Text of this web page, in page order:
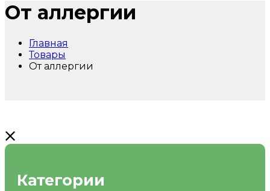
От аллергии
Главная
Товары
От аллергии
Категории